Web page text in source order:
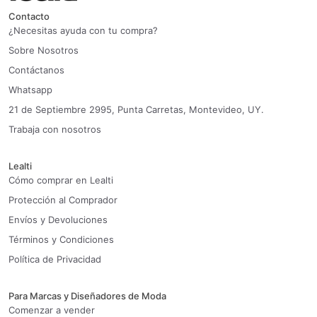
Contacto
¿Necesitas ayuda con tu compra?
Sobre Nosotros
Contáctanos
Whatsapp
21 de Septiembre 2995, Punta Carretas, Montevideo, UY.
Trabaja con nosotros
Lealti
Cómo comprar en Lealti
Protección al Comprador
Envíos y Devoluciones
Términos y Condiciones
Política de Privacidad
Para Marcas y Diseñadores de Moda
Comenzar a vender